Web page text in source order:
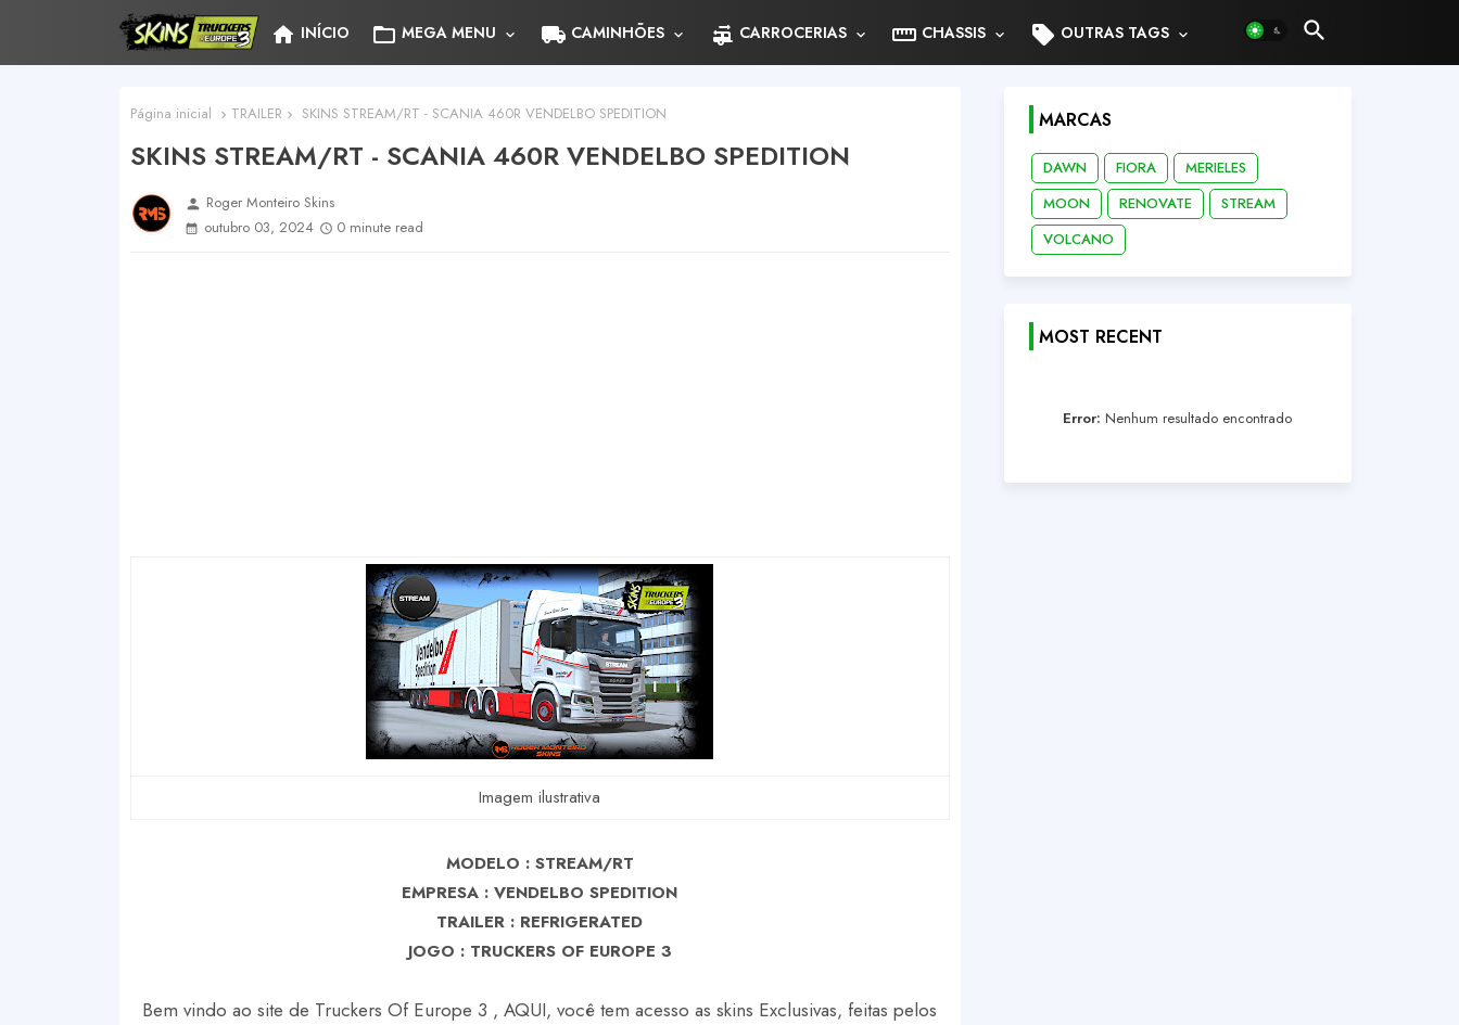
home INÍCIO folder_open MEGA MENU local_shipping CAMINHÕES rv_hookup CARROCERIAS straighten CHASSIS sell OUTRAS TAGS
Página inicial TRAILER SKINS STREAM/RT - SCANIA 460R VENDELBO SPEDITION
SKINS STREAM/RT - SCANIA 460R VENDELBO SPEDITION
person Roger Monteiro Skins
outubro 03, 2024
0 minute read
Imagem ilustrativa
MODELO : STREAM/RT
EMPRESA : VENDELBO SPEDITION
TRAILER : REFRIGERATED
JOGO : TRUCKERS OF EUROPE 3
Bem vindo ao site de Truckers Of Europe 3 , AQUI, você tem acesso as skins Exclusivas, feitas pelos
MARCAS
DAWN FIORA
MERIELES
MOON
RENOVATE
STREAM
VOLCANO
MOST RECENT
Error: Nenhum resultado encontrado